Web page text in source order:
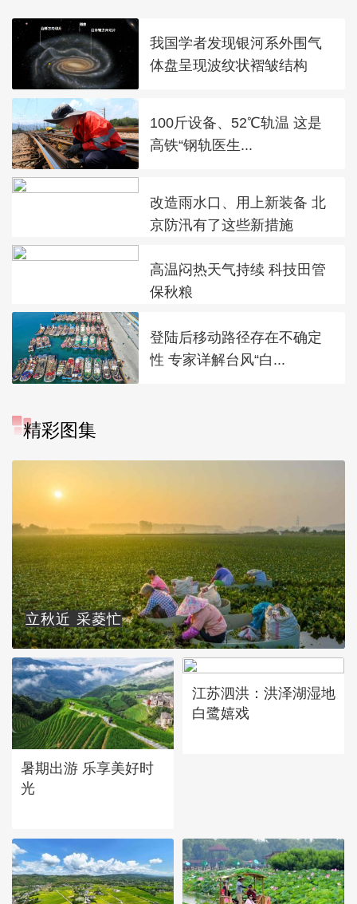
我国学者发现银河系外围气
体盘呈现波纹状褶皱结构
100斤设备、52℃轨温 这是
高铁“钢轨医生...
改造雨水口、用上新装备 北
京防汛有了这些新措施
高温闷热天气持续 科技田管
保秋粮
登陆后移动路径存在不确定
性 专家详解台风“白...
精彩图集
立秋近 采菱忙
暑期出游 乐享美好时
光
江苏泗洪：洪泽湖湿地
白鹭嬉戏